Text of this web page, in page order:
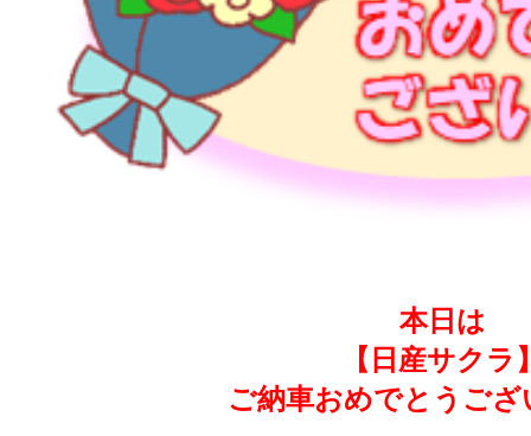
本日は
【日産サクラ
ご納車おめでとうご